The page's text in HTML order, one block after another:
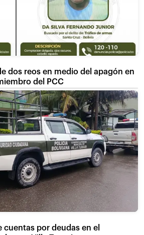
dos reos en medio del apagón en
del PCC
cuentas por deudas en el